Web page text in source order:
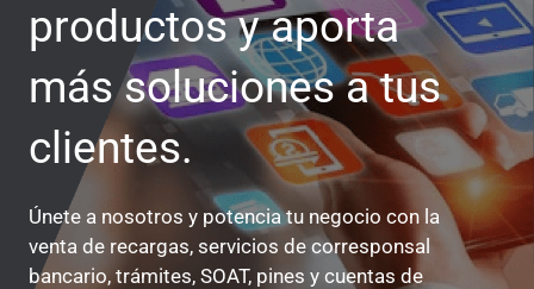
productos y aporta
más soluciones a tus
clientes.
Únete a nosotros y potencia tu negocio con la
venta de recargas, servicios de corresponsal
bancario, trámites, SOAT, pines y cuentas de